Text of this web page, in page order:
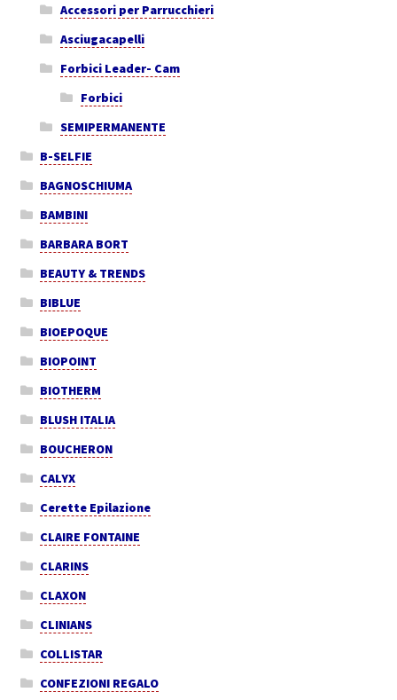
Accessori per Parrucchieri
Asciugacapelli
Forbici Leader- Cam
Forbici
SEMIPERMANENTE
B-SELFIE
BAGNOSCHIUMA
BAMBINI
BARBARA BORT
BEAUTY & TRENDS
BIBLUE
BIOEPOQUE
BIOPOINT
BIOTHERM
BLUSH ITALIA
BOUCHERON
CALYX
Cerette Epilazione
CLAIRE FONTAINE
CLARINS
CLAXON
CLINIANS
COLLISTAR
CONFEZIONI REGALO